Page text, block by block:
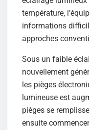
température,
informations
approches
Sous un faible
nouvellement
les pièges
lumineuse est
pièges se
ensuite